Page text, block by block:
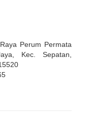
Perum Permata
Kec. Sepatan,